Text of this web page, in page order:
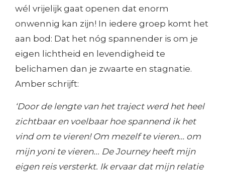
wél vrijelijk gaat openen dat enorm
onwennig kan zijn! In iedere groep komt het
aan bod: Dat het nóg spannender is om je
eigen lichtheid en levendigheid te
belichamen dan je zwaarte en stagnatie.
Amber schrijft:
‘Door de lengte van het traject werd het heel
zichtbaar en voelbaar hoe spannend ik het
vind om te vieren! Om mezelf te vieren… om
mijn yoni te vieren... De Journey heeft mijn
eigen reis versterkt. Ik ervaar dat mijn relatie